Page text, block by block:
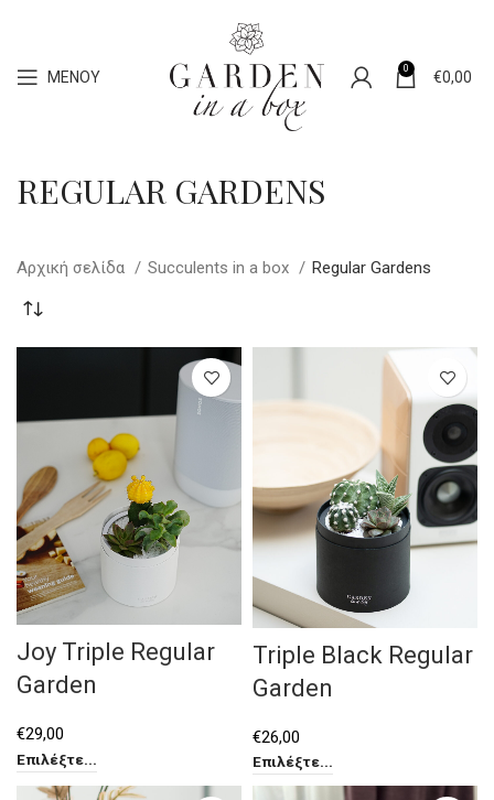
ΜΕΝΟΎ 0 €0,00
REGULAR GARDENS
Αρχική σελίδα Succulents in a box Regular Gardens
Joy Triple Regular
Garden
€29,00
Επιλέξτε...
Triple Black Regular
Garden
€26,00
Επιλέξτε...